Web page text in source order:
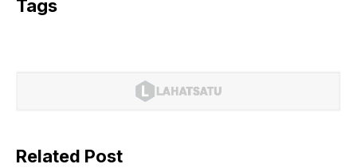
Tags
Related Post